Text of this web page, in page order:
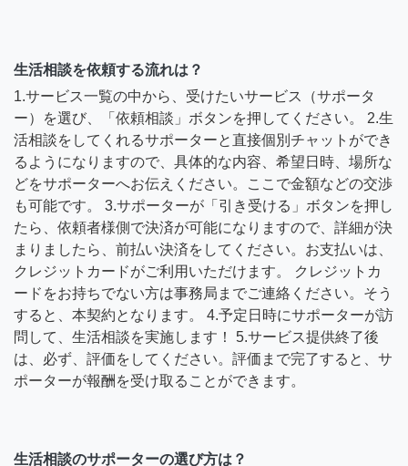
生活相談を依頼する流れは？
1.サービス一覧の中から、受けたいサービス（サポータ
ー）を選び、「依頼相談」ボタンを押してください。 2.生
活相談をしてくれるサポーターと直接個別チャットができ
るようになりますので、具体的な内容、希望日時、場所な
どをサポーターへお伝えください。ここで金額などの交渉
も可能です。 3.サポーターが「引き受ける」ボタンを押し
たら、依頼者様側で決済が可能になりますので、詳細が決
まりましたら、前払い決済をしてください。お支払いは、
クレジットカードがご利用いただけます。 クレジットカ
ードをお持ちでない方は事務局までご連絡ください。そう
すると、本契約となります。 4.予定日時にサポーターが訪
問して、生活相談を実施します！ 5.サービス提供終了後
は、必ず、評価をしてください。評価まで完了すると、サ
ポーターが報酬を受け取ることができます。
生活相談のサポーターの選び方は？